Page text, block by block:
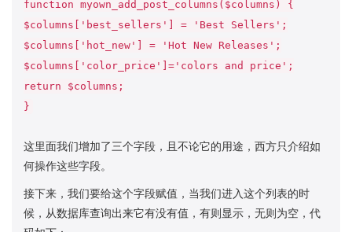
function myown_add_post_columns($columns) {
$columns['best_sellers'] = 'Best Sellers';
$columns['hot_new'] = 'Hot New Releases';
$columns['color_price']='colors and price';
return $columns;
}
这里面我们增加了三个字段，且不论它的用途，西方只介绍如
何操作这些字段。
接下来，我们要给这个字段赋值，当我们进入这个列表的时
候，从数据库查询出来它有没有值，有则显示，无则为空，代